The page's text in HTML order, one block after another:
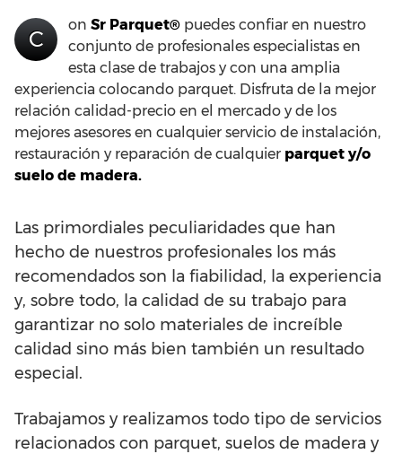
C
on Sr Parquet® puedes confiar en nuestro
conjunto de profesionales especialistas en
esta clase de trabajos y con una amplia
experiencia colocando parquet. Disfruta de la mejor
relación calidad-precio en el mercado y de los
mejores asesores en cualquier servicio de instalación,
restauración y reparación de cualquier parquet y/o
suelo de madera.
Las primordiales peculiaridades que han
hecho de nuestros profesionales los más
recomendados son la fiabilidad, la experiencia
y, sobre todo, la calidad de su trabajo para
garantizar no solo materiales de increíble
calidad sino más bien también un resultado
especial.
Trabajamos y realizamos todo tipo de servicios
relacionados con parquet, suelos de madera y